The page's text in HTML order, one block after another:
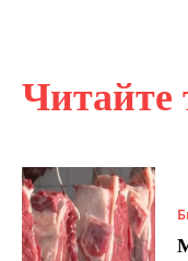
Читайте